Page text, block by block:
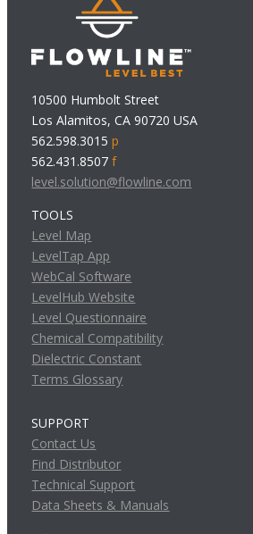
10500 Humbolt Street
Los Alamitos, CA 90720 USA
562.598.3015p
562.431.8507f
level.solution@flowline.com
TOOLS
Level Map
LevelTap App
WebCal Software
LevelHub Website
Level Questionnaire
Chemical Compatibility
Dielectric Constant
Terms Glossary
SUPPORT
Contact Us
Find Distributor
Technical Support
Data Sheets & Manuals